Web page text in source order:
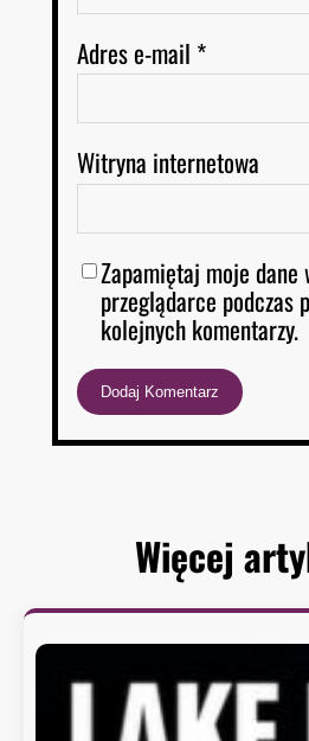
Adres e-mail *
Witryna internetowa
Zapamiętaj moje dane
przeglądarce podczas
kolejnych komentarzy.
Więcej